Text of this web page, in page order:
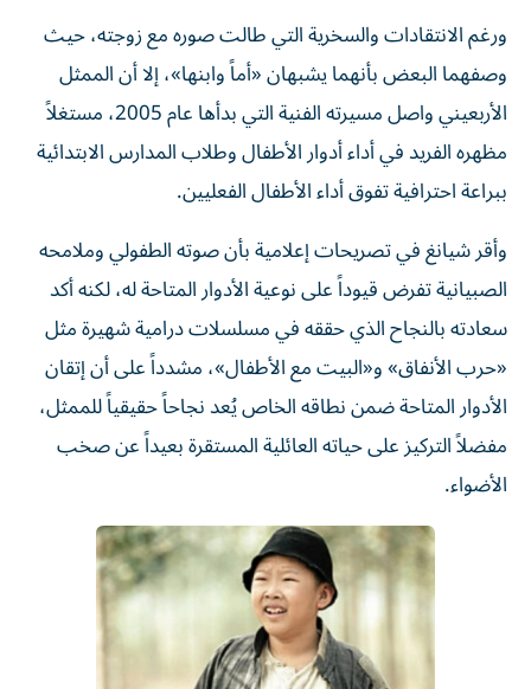
ورغم الانتقادات والسخرية التي طالت صوره مع زوجته، حيث
وصفهما البعض بأنهما يشبهان «أماً وابنها»، إلا أن الممثل
الأربعيني واصل مسيرته الفنية التي بدأها عام 2005، مستغلاً
مظهره الفريد في أداء أدوار الأطفال وطلاب المدارس الابتدائية
ببراعة احترافية تفوق أداء الأطفال الفعليين.
وأقر شيانغ في تصريحات إعلامية بأن صوته الطفولي وملامحه
الصبيانية تفرض قيوداً على نوعية الأدوار المتاحة له، لكنه أكد
سعادته بالنجاح الذي حققه في مسلسلات درامية شهيرة مثل
«حرب الأنفاق» و«البيت مع الأطفال»، مشدداً على أن إتقان
الأدوار المتاحة ضمن نطاقه الخاص يُعد نجاحاً حقيقياً للممثل،
مفضلاً التركيز على حياته العائلية المستقرة بعيداً عن صخب
الأضواء.